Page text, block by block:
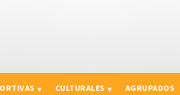
CULTURALES AGRUPADOS